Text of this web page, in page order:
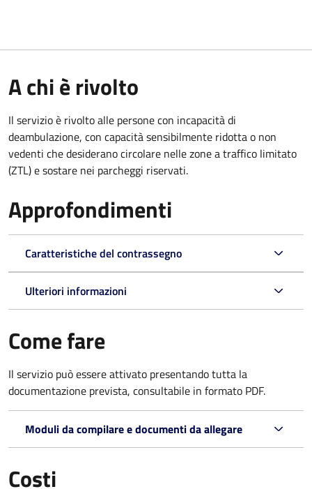
A chi è rivolto
Il servizio è rivolto alle persone con incapacità di
deambulazione, con capacità sensibilmente ridotta o non
vedenti che desiderano circolare nelle zone a traffico limitato
(ZTL) e sostare nei parcheggi riservati.
Approfondimenti
Caratteristiche del contrassegno
Ulteriori informazioni
Come fare
Il servizio può essere attivato presentando tutta la
documentazione prevista, consultabile in formato PDF.
Moduli da compilare e documenti da allegare
Costi